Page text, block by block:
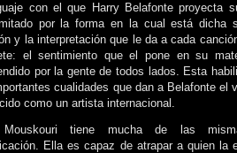
con el que Harry Belafonte proyecta
por la forma en la cual está dicha
y la interpretación que le da a cada
el sentimiento que el pone en su
por la gente de todos lados. Esta
cualidades que dan a Belafonte el
como un artista internacional.
Mouskouri tiene mucha de las
Ella es capaz de atrapar a quien la